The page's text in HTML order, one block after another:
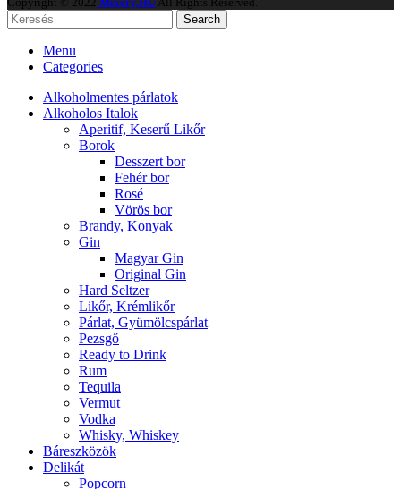
Search
Menu
Categories
Alkoholmentes párlatok
Alkoholos Italok
Aperitif, Keserű Likőr
Borok
Desszert bor
Fehér bor
Rosé
Vörös bor
Brandy, Konyak
Gin
Magyar Gin
Original Gin
Hard Seltzer
Likőr, Krémlikőr
Párlat, Gyümölcspárlat
Pezsgő
Ready to Drink
Rum
Tequila
Vermut
Vodka
Whisky, Whiskey
Báreszközök
Delikát
Popcorn